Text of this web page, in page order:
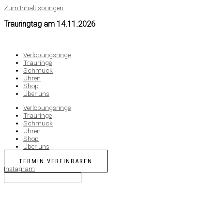
Zum Inhalt springen
Trauringtag am 14.11.2026
Verlobungsringe
Trauringe
Schmuck
Uhren
Shop
Über uns
Verlobungsringe
Trauringe
Schmuck
Uhren
Shop
Über uns
TERMIN VEREINBAREN
Instagram